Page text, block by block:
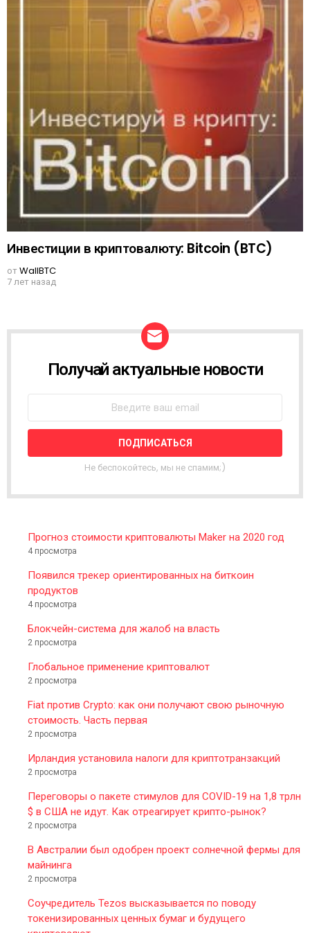
Инвестиции в криптовалюту: Bitcoin (BTC)
отWallBTC
7 лет назад
W
L
E
T
R
Получай актуальные новости
Не беспокойтесь, мы не спамим;)
Прогноз стоимости криптовалюты Maker на 2020 год
4 просмотра
Появился трекер ориентированных на биткоин
продуктов
4 просмотра
Блокчейн-система для жалоб на власть
2 просмотра
Глобальное применение криптовалют
2 просмотра
Fiat против Crypto: как они получают свою рыночную
стоимость. Часть первая
2 просмотра
Ирландия установила налоги для криптотранзакций
2 просмотра
Переговоры о пакете стимулов для COVID-19 на 1,8 трлн
$ в США не идут. Как отреагирует крипто-рынок?
2 просмотра
В Австралии был одобрен проект солнечной фермы для
майнинга
2 просмотра
Соучредитель Tezos высказывается по поводу
токенизированных ценных бумаг и будущего